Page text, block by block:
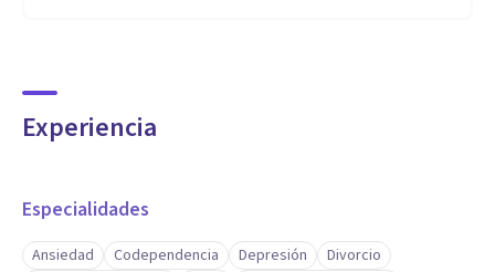
Experiencia
Especialidades
Ansiedad Codependencia Depresión
Divorcio